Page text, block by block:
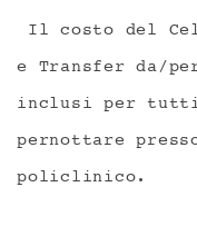
Il costo del
e Transfer da/
inclusi per tutti
pernottare
policlinico.